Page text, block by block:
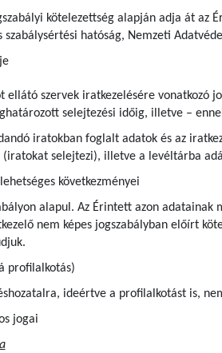
kötelezettség alapján adja át
szabálysértési hatóság, Nemzeti
ellátó szervek iratkezelésére vonatkozó
selejtezési időig, illetve –
iratokban foglalt adatok és az
selejtezi), illetve a levéltárba
következményei
alapul. Az Érintett azon
nem képes jogszabályban előírt
profilalkotás)
ideértve a profilalkotást is,
jogai